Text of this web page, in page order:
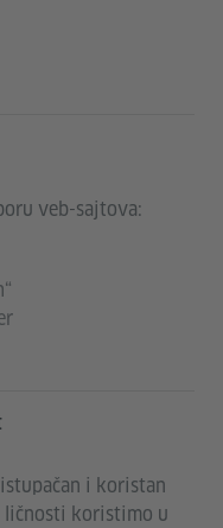
veb-sajtova:
i koristan
ličnosti koristimo u